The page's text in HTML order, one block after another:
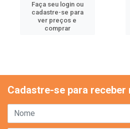
Faça seu login ou
cadastre-se para
ver preços e
comprar
Cadastre-se para